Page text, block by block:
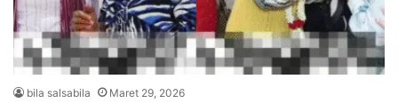
bila salsabila Maret 29, 2026